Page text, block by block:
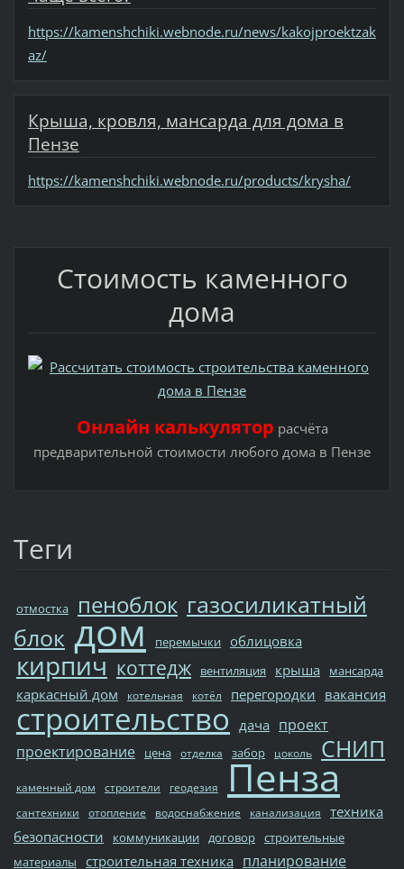
https://kamenshchiki.webnode.ru/news/kakojproektzak
az/
Крыша, кровля, мансарда для дома в
Пензе
https://kamenshchiki.webnode.ru/products/krysha/
Стоимость каменного
дома
Онлайн калькулятор расчёта
предварительной стоимости любого дома в Пензе
Теги
отмостка пеноблок газосиликатный
блок дом перемычки облицовка
кирпич коттедж вентиляция крыша мансарда
каркасный дом котельная котёл перегородки вакансия
строительство дача проект
проектирование
цена отделка забор цоколь СНИП
каменный дом строители геодезия Пенза
сантехники отопление водоснабжение канализация
техника
безопасности
коммуникации договор строительные
материалы
строительная техника планирование